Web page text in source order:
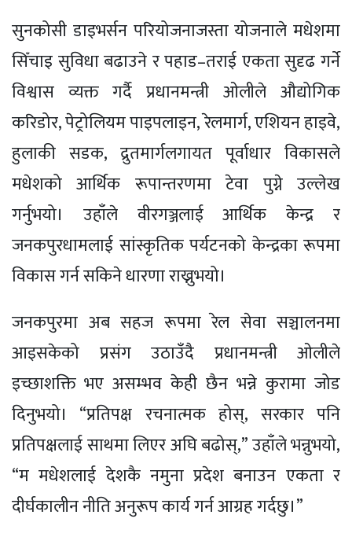
सुनकोसी डाइभर्सन परियोजनाजस्ता योजनाले मधेशमा
सिँचाइ सुविधा बढाउने र पहाड–तराई एकता सुदृढ गर्ने
विश्वास व्यक्त गर्दै प्रधानमन्त्री ओलीले औद्योगिक
करिडोर, पेट्रोलियम पाइपलाइन, रेलमार्ग, एशियन हाइवे,
हुलाकी सडक, द्रुतमार्गलगायत पूर्वाधार विकासले
मधेशको आर्थिक रूपान्तरणमा टेवा पुग्ने उल्लेख
गर्नुभयो। उहाँले वीरगञ्जलाई आर्थिक केन्द्र र
जनकपुरधामलाई सांस्कृतिक पर्यटनको केन्द्रका रूपमा
विकास गर्न सकिने धारणा राख्नुभयो।
जनकपुरमा अब सहज रूपमा रेल सेवा सञ्चालनमा
आइसकेको प्रसंग उठाउँदै प्रधानमन्त्री ओलीले
इच्छाशक्ति भए असम्भव केही छैन भन्ने कुरामा जोड
दिनुभयो। “प्रतिपक्ष रचनात्मक होस्, सरकार पनि
प्रतिपक्षलाई साथमा लिएर अघि बढोस्,” उहाँले भन्नुभयो,
“म मधेशलाई देशकै नमुना प्रदेश बनाउन एकता र
दीर्घकालीन नीति अनुरूप कार्य गर्न आग्रह गर्दछु।”